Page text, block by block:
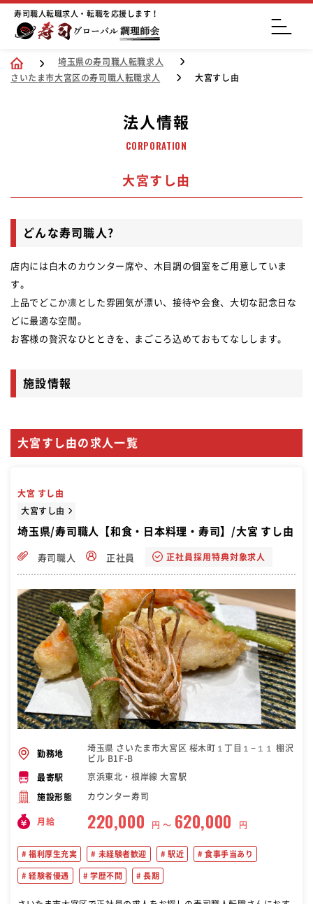
寿司職人転職求人・転職を応援します！
埼玉県の寿司職人転職求人
さいたま市大宮区の寿司職人転職求人
大宮すし由
法人情報
CORPORATION
大宮すし由
どんな寿司職人?
店内には白木のカウンター席や、木目調の個室をご用意していま
す。
上品でどこか凛とした雰囲気が漂い、接待や会食、大切な記念日な
どに最適な空間。
お客様の贅沢なひとときを、まごころ込めておもてなしします。
施設情報
大宮すし由の求人一覧
大宮 すし由
大宮すし由
埼玉県/寿司職人【和食・日本料理・寿司】/大宮 すし由
寿司職人 正社員 正社員採用特典対象求人
勤務地
埼玉県 さいたま市大宮区 桜木町１丁目１−１１ 棚沢
ビル B1F-B
最寄駅 京浜東北・根岸線 大宮駅
施設形態 カウンター寿司
月給 220,000 円 〜 620,000 円
福利厚生充実 未経験者歓迎 駅近 食事手当あり
経験者優遇 学歴不問 長期